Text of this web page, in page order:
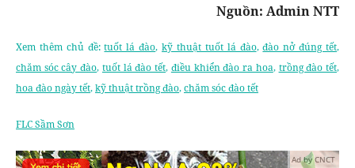
Nguồn: Admin NTT
Xem thêm chủ đề:tuốt lá đào,kỹ thuật tuốt lá đào,đào nở đúng tết,
chăm sóc cây đào, tuốt lá đào tết, điều khiển đào ra hoa, trồng đào tết,
hoa đào ngày tết,kỹ thuật trồng đào,chăm sóc đào tết
FLC Sầm Sơn
Ad by CNCT